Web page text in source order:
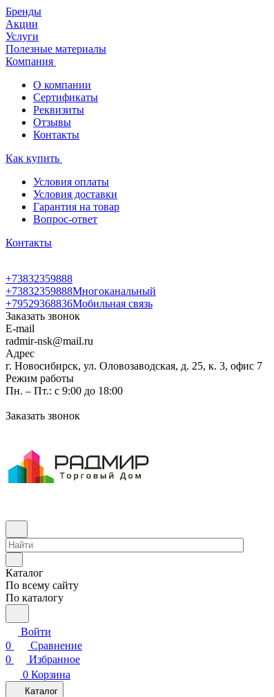
Бренды
Акции
Услуги
Полезные материалы
Компания
О компании
Сертификаты
Реквизиты
Отзывы
Контакты
Как купить
Условия оплаты
Условия доставки
Гарантия на товар
Вопрос-ответ
Контакты
+73832359888
+73832359888Многоканальный
+79529368836Мобильная связь
Заказать звонок
E-mail
radmir-nsk@mail.ru
Адрес
г. Новосибирск, ул. Оловозаводская, д. 25, к. 3, офис 7
Режим работы
Пн. – Пт.: с 9:00 до 18:00
Заказать звонок
Каталог
По всему сайту
По каталогу
Войти
0
Сравнение
0
Избранное
0 Корзина
Каталог